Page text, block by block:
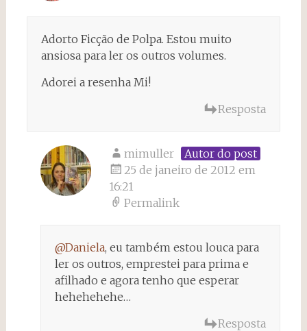
Adorto Ficção de Polpa. Estou muito
ansiosa para ler os outros volumes.
Adorei a resenha Mi!
Resposta
mimuller
Autor do post
25 de janeiro de 2012 em
16:21
Permalink
@Daniela, eu também estou louca para
ler os outros, emprestei para prima e
afilhado e agora tenho que esperar
hehehehehe…
Resposta